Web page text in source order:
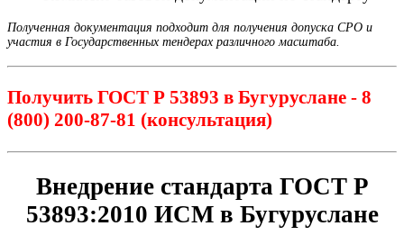
Полученная документация подходит для получения допуска СРО и
участия в Государственных тендерах различного масштаба.
Получить ГОСТ Р 53893 в Бугуруслане - 8
(800) 200-87-81 (консультация)
Внедрение стандарта ГОСТ Р
53893:2010 ИСМ в Бугуруслане